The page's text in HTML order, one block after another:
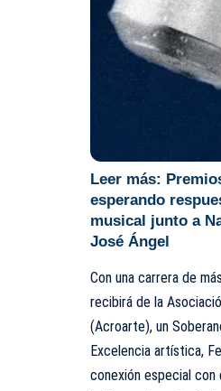
Leer más:
esperando
musical junto a
José Ángel
Con una carrera de
recibirá de la
(Acroarte), un
Excelencia artística,
conexión especial